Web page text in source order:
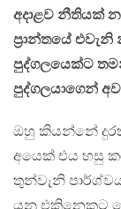
අදාළව නීතියක්
ප්‍රාන්තයේ
පුද්ගලයෙක්ට
පුද්ගලයාගෙන්
ඔහු කියන්නේ
අයෙක් එය හසු
තුන්වැනි